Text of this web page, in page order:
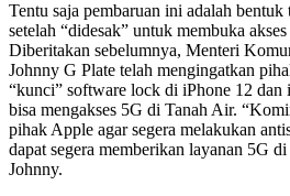
Tentu saja pembaruan ini adalah
setelah “didesak” untuk membuka
Diberitakan sebelumnya, Menteri
Johnny G Plate telah mengingatkan
“kunci” software lock di iPhone 12 dan
bisa mengakses 5G di Tanah Air.
pihak Apple agar segera melakukan
dapat segera memberikan layanan 5G
Johnny.